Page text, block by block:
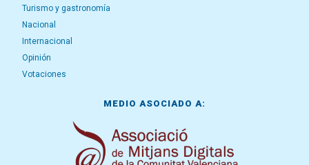
Turismo y gastronomía
Nacional
Internacional
Opinión
Votaciones
MEDIO ASOCIADO A: